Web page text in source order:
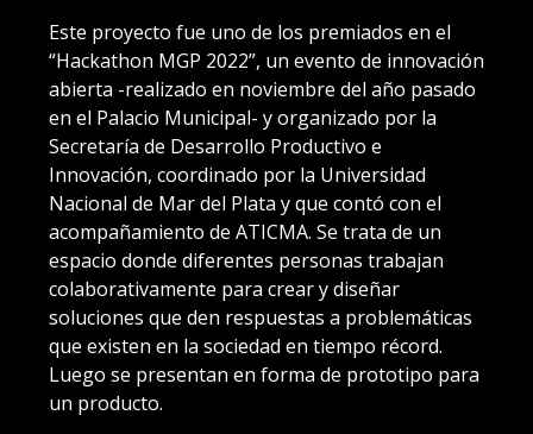
Este proyecto fue uno de los premiados en el
“Hackathon MGP 2022”, un evento de innovación
abierta -realizado en noviembre del año pasado
en el Palacio Municipal- y organizado por la
Secretaría de Desarrollo Productivo e
Innovación, coordinado por la Universidad
Nacional de Mar del Plata y que contó con el
acompañamiento de ATICMA. Se trata de un
espacio donde diferentes personas trabajan
colaborativamente para crear y diseñar
soluciones que den respuestas a problemáticas
que existen en la sociedad en tiempo récord.
Luego se presentan en forma de prototipo para
un producto.